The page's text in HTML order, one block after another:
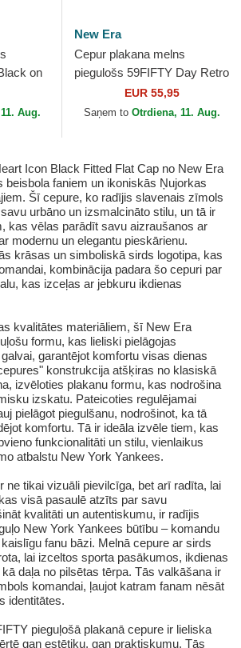
on
Aug.
New Era
Cepur plakana melns
piegulošs 59FIFTY Day Retro
Crown no New York Yankees
MLB no New Era
EUR 55,95
Saņem to Otrdiena, 11. Aug.
Icon Black Fitted Flat Cap no New Era
beisbola faniem un ikoniskās Ņujorkas
Šī cepure, ko radījis slavenais zīmols
urbāno un izsmalcināto stilu, un tā ir
kas vēlas parādīt savu aizraušanos ar
modernu un elegantu pieskārienu.
krāsas un simboliskā sirds logotipa, kas
kombinācija padara šo cepuri par
kas izceļas ar jebkuru ikdienas
kvalitātes materiāliem, šī New Era
formu, kas lieliski pielāgojas
garantējot komfortu visas dienas
konstrukcija atšķiras no klasiskā
izvēloties plakanu formu, kas nodrošina
izskatu. Pateicoties regulējamai
pielāgot piegulšanu, nodrošinot, ka tā
komfortu. Tā ir ideāla izvēle tiem, kas
funkcionalitāti un stilu, vienlaikus
atbalstu New York Yankees.
ne tikai vizuāli pievilcīga, bet arī radīta, lai
visā pasaulē atzīts par savu
kvalitāti un autentiskumu, ir radījis
New York Yankees būtību – komandu
fanu bāzi. Melnā cepure ar sirds
lai izceltos sporta pasākumos, ikdienas
daļa no pilsētas tērpa. Tās valkāšana ir
komandai, ļaujot katram fanam nēsāt
identitātes.
pieguļošā plakanā cepure ir lieliska
gan estētiku, gan praktiskumu. Tās